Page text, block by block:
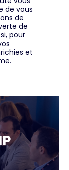
de vous
de
de
pour
et